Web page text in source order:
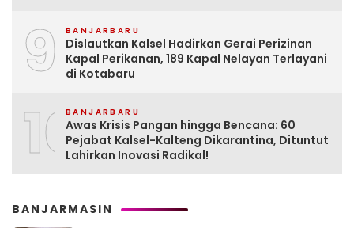
9 BANJARBARU
Dislautkan Kalsel Hadirkan Gerai Perizinan
Kapal Perikanan, 189 Kapal Nelayan Terlayani
di Kotabaru
10BANJARBARU
Awas Krisis Pangan hingga Bencana: 60
Pejabat Kalsel-Kalteng Dikarantina, Dituntut
Lahirkan Inovasi Radikal!
BANJARMASIN